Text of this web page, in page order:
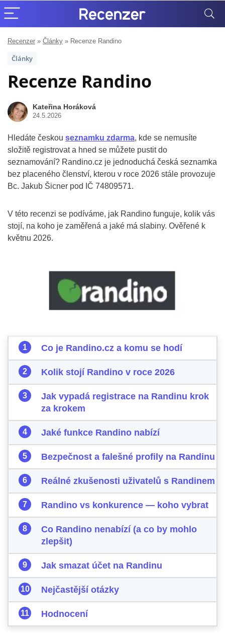
Recenzer » Články » Recenze Randino
Články
Recenze Randino
Kateřina Horáková
24.5.2026
Hledáte českou seznamku zdarma, kde se nemusíte
složitě registrovat a hned se můžete pustit do
seznamování? Randino.cz je jednoduchá česká seznamka
bez placeného členství, kterou v roce 2026 stále provozuje
Bc. Jakub Šicner pod IČ 74809571.
V této recenzi se podíváme, jak Randino funguje, kolik vás
stojí, na koho je zaměřená a jaké má slabiny. Ověřené k
květnu 2026.
Co je Randino.cz a komu se hodí
Kolik stojí Randino v roce 2026
Jak vypadá registrace na Randinu krok
za krokem
Jaké funkce Randino nabízí
Bezpečnost a falešné profily na Randinu
Reálné zkušenosti uživatelů s Randinem
Randino vs konkurence — koho vybrat
Co Randino nenabízí (a co by mohlo
zlepšit)
Jak smazat účet na Randinu
Nejčastější otázky
Hodnocení